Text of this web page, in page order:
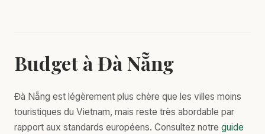
Budget à Đà Nẵng
Đà Nẵng est légèrement plus chère que les villes moins
touristiques du Vietnam, mais reste très abordable par
rapport aux standards européens. Consultez notre guide